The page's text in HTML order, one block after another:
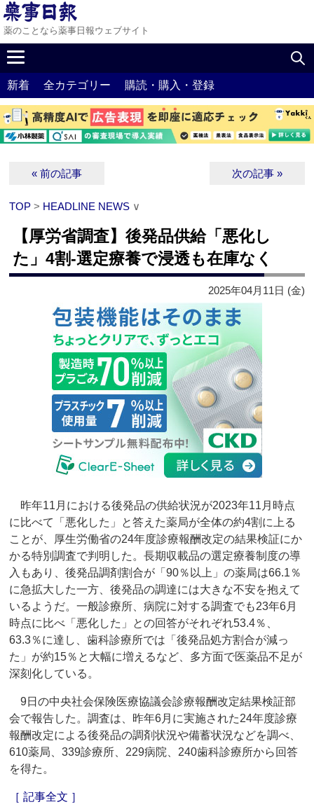
薬のことなら薬事日報ウェブサイト
新着 全カテゴリー 購読・購入・登録
« 前の記事 次の記事 »
TOP > HEADLINE NEWS ∨
【厚労省調査】後発品供給「悪化し
た」4割‐選定療養で浸透も在庫なく
2025年04月11日 (金)
昨年11月における後発品の供給状況が2023年11月時点
に比べて「悪化した」と答えた薬局が全体の約4割に上る
ことが、厚生労働省の24年度診療報酬改定の結果検証にか
かる特別調査で判明した。長期収載品の選定療養制度の導
入もあり、後発品調剤割合が「90％以上」の薬局は66.1％
に急拡大した一方、後発品の調達には大きな不安を抱えて
いるようだ。一般診療所、病院に対する調査でも23年6月
時点に比べ「悪化した」との回答がそれぞれ53.4％、
63.3％に達し、歯科診療所では「後発品処方割合が減っ
た」が約15％と大幅に増えるなど、多方面で医薬品不足が
深刻化している。
9日の中央社会保険医療協議会診療報酬改定結果検証部
会で報告した。調査は、昨年6月に実施された24年度診療
報酬改定による後発品の調剤状況や備蓄状況などを調べ、
610薬局、339診療所、229病院、240歯科診療所から回答
を得た。
［ 記事全文 ］